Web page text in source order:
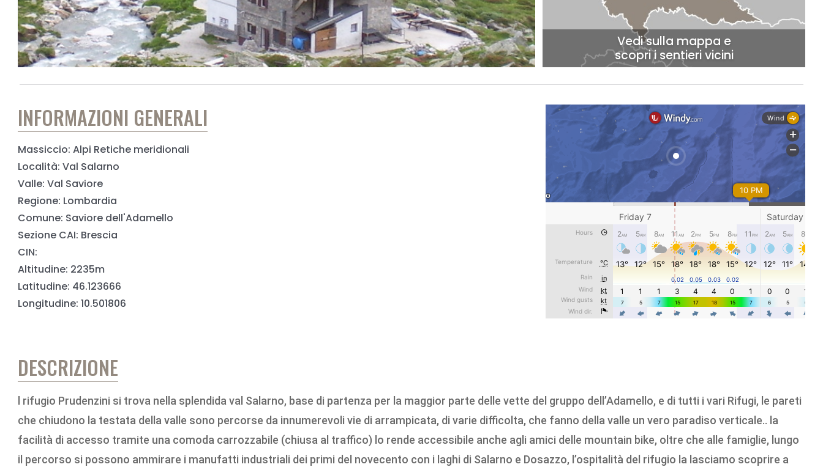
Vedi sulla mappa e
scopri i sentieri vicini
INFORMAZIONI GENERALI
Massiccio: Alpi Retiche meridionali
Località: Val Salarno
Valle: Val Saviore
Regione: Lombardia
Comune: Saviore dell'Adamello
Sezione CAI: Brescia
CIN:
Altitudine: 2235m
Latitudine: 46.123666
Longitudine: 10.501806
DESCRIZIONE
l rifugio Prudenzini si trova nella splendida val Salarno, base di partenza per la maggior parte delle vette del gruppo dell’Adamello, e di tutti i vari Rifugi, le pareti
che chiudono la testata della valle sono percorse da innumerevoli vie di arrampicata, di varie difficolta, che fanno della valle un vero paradiso verticale.. la
facilità di accesso tramite una comoda carrozzabile (chiusa al traffico) lo rende accessibile anche agli amici delle mountain bike, oltre che alle famiglie, lungo
il percorso si possono ammirare i manufatti industriali dei primi del novecento con i laghi di Salarno e Dosazzo, l’ospitalità del rifugio la lasciamo scoprire a